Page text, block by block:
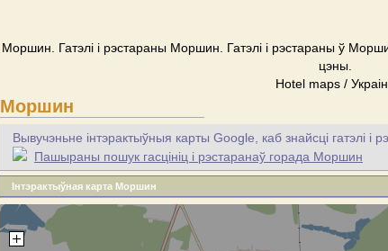
Моршин. Гатэлі і рэстараны Моршин. Гатэлі і рэстараны ў
цэны.
Hotel maps /
Моршин
Вывучэньне інтэрактыўныя карты Google, каб знайсці гатэлі і
Пашыраны пошук гасцініц і рэстаранаў горада Моршин
Інтэрактыўная карта Моршин